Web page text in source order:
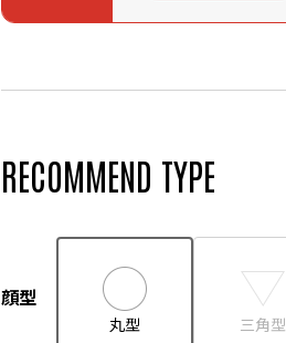
RECOMMEND TYPE
顔型
丸型 三角型